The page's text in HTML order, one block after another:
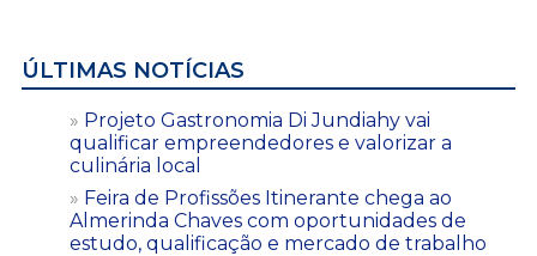
ÚLTIMAS NOTÍCIAS
Projeto Gastronomia Di Jundiahy vai
qualificar empreendedores e valorizar a
culinária local
Feira de Profissões Itinerante chega ao
Almerinda Chaves com oportunidades de
estudo, qualificação e mercado de trabalho